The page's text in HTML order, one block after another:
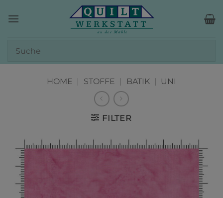
Inhalt
HOME | STOFFE | BATIK | UNI
FILTER